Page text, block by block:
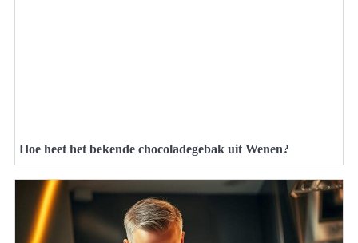
Hoe heet het bekende chocoladegebak uit Wenen?